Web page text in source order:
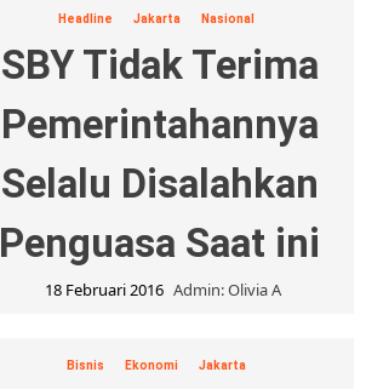
Headline Jakarta Nasional
SBY Tidak Terima
Pemerintahannya
Selalu Disalahkan
Penguasa Saat ini
18 Februari 2016 Admin: Olivia A
Bisnis Ekonomi Jakarta